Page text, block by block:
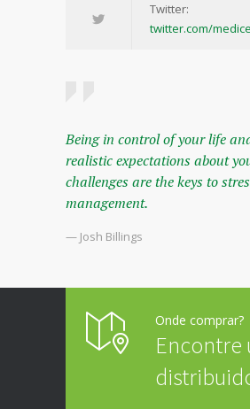
Twitter:
twitter.com/
Being in control of your life
realistic expectations about
challenges are the keys to
management.
— Josh Billings
Onde comprar?
Encontre